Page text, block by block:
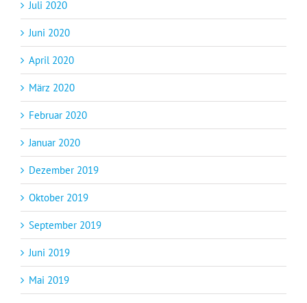
Juli 2020
Juni 2020
April 2020
März 2020
Februar 2020
Januar 2020
Dezember 2019
Oktober 2019
September 2019
Juni 2019
Mai 2019